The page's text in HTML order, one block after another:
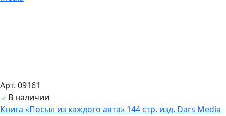
Арт. 09161
В наличии
Книга «Посыл из каждого аята» 144 стр. изд. Dars Media